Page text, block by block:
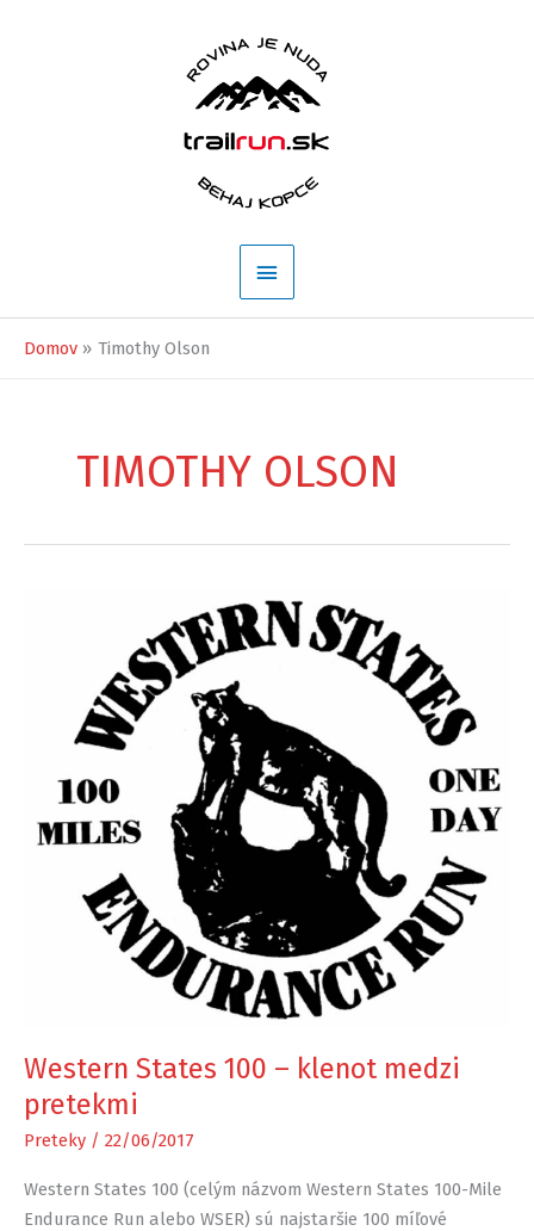
Hlavné
Menu
Domov Timothy Olson
TIMOTHY OLSON
Western States 100 – klenot medzi
pretekmi
Preteky / 22/06/2017
Western States 100 (celým názvom Western States 100-Mile
Endurance Run alebo WSER) sú najstaršie 100 míľové